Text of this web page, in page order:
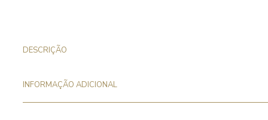
DESCRIÇÃO
INFORMAÇÃO ADICIONAL